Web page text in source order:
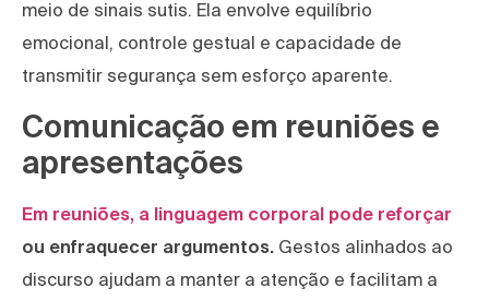
meio de sinais sutis. Ela envolve equilíbrio
emocional, controle gestual e capacidade de
transmitir segurança sem esforço aparente.
Comunicação em reuniões e
apresentações
Em reuniões, a linguagem corporal pode reforçar
ou enfraquecer argumentos. Gestos alinhados ao
discurso ajudam a manter a atenção e facilitam a